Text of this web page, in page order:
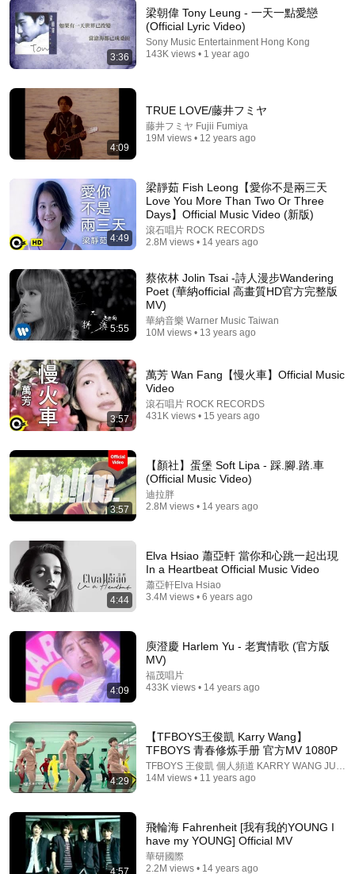
震惊全场 #异口同声 EP2 花絮 20180224
浙江卫视音乐频道 ZJSTV Music Channel - 欢迎订阅 -
views
Khalil Fong (方大同) - Flavor (味道) ft. Zion.T &
Crush Official Music Video
Khalil Fong 方大同 2.1M views
狠的赢家！ #王昭君 #汉朝 #历史故事 #助眠 #一口气
看完系列 #历史文化 #典籍解读 #历史典籍解读 #史记
#资治通鉴 #历史事件真相
史鉴古今
24:32
方大同私下話不多? 自爆愛講冷笑話卻讓小燕姐笑到流
小刀 @小燕有約
TVBS NEWS • 8.5K views
3:36
梁朝偉 Tony Leung - 一天一點愛戀
(Official Lyric Video)
Sony Music Entertainment Hong Kong
143K views • 1 year ago
4:09
TRUE LOVE/藤井フミヤ
藤井フミヤ Fujii Fumiya
19M views • 12 years ago
4:49
梁靜茹 Fish Leong【愛你不是兩三天
Love You More Than Two Or Three
Days】Official Music Video (新版)
滾石唱片 ROCK RECORDS
2.8M views • 14 years ago
5:55
蔡依林 Jolin Tsai -詩人漫步Wandering
Poet (華納official 高畫質HD官方完整版
MV)
華納音樂 Warner Music Taiwan
10M views • 13 years ago
3:57
萬芳 Wan Fang【慢火車】Official Music
Video
滾石唱片 ROCK RECORDS
431K views • 15 years ago
3:57
【顏社】蛋堡 Soft Lipa - 踩.腳.踏.車
(Official Music Video)
迪拉胖
2.8M views • 14 years ago
4:44
Elva Hsiao 蕭亞軒 當你和心跳一起出現
In a Heartbeat Official Music Video
蕭亞軒Elva Hsiao
3.4M views • 6 years ago
4:09
庾澄慶 Harlem Yu - 老實情歌 (官方版
MV)
福茂唱片
433K views • 14 years ago
4:29
【TFBOYS王俊凱 Karry Wang】
TFBOYS 青春修炼手册 官方MV 1080P
TFBOYS 王俊凱 個人頻道 KARRY WANG
14M views • 11 years ago
4:57
飛輪海 Fahrenheit [我有我的YOUNG I
have my YOUNG] Official MV
華研國際
2.2M views • 14 years ago